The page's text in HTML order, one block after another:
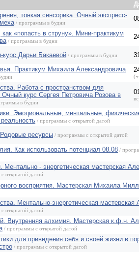
тонкая сенсорика. Очный экспресс-
/ программы в будни
«попасть в струну». Мини-практикум
/ программы в будни
Дарьи Бакаевой / программы в будни
Практикум Михаила Александровича
Работа с пространством для
курс Сергея Петровича Розова в
в будни
Эмоциональные, ментальные,
/ программы с открытой датой
ресурсы / программы с открытой датой
Как использовать потенциал 08.08 /
Ментально - энергетическая мастерская
открытой датой
восприятия. Мастерская Михаила
Ментально-энергетическая мастерская
открытой датой
Внутренняя алхимия. Мастерская к.ф.н.
/ программы с открытой датой
для приведения себя и своей жизни в
/ программы с открытой датой